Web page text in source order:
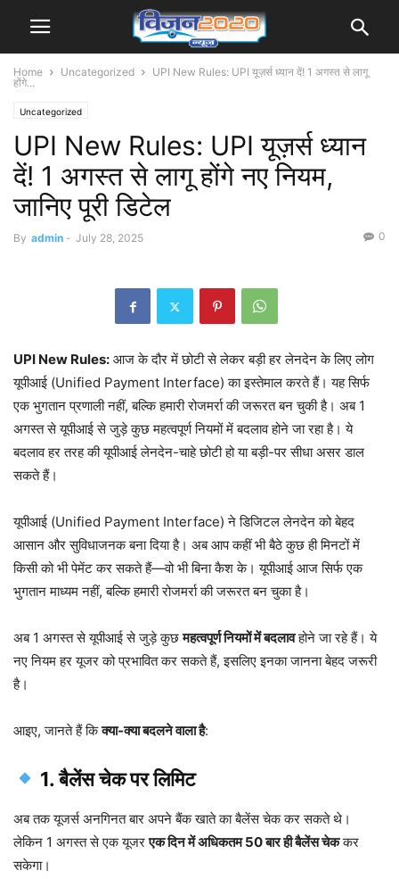
Home Uncategorized
UPI New Rules: UPI यूज़र्स ध्यान दें! 1 अगस्त से लागू
होंगे...
Uncategorized
UPI New Rules: UPI यूज़र्स ध्यान
दें! 1 अगस्त से लागू होंगे नए नियम,
जानिए पूरी डिटेल
By admin - July 28, 2025 0
UPI New Rules: आज के दौर में छोटी से लेकर बड़ी हर लेनदेन के लिए लोग
यूपीआई (Unified Payment Interface) का इस्तेमाल करते हैं। यह सिर्फ
एक भुगतान प्रणाली नहीं, बल्कि हमारी रोजमर्रा की जरूरत बन चुकी है। अब 1
अगस्त से यूपीआई से जुड़े कुछ महत्वपूर्ण नियमों में बदलाव होने जा रहा है। ये
बदलाव हर तरह की यूपीआई लेनदेन-चाहे छोटी हो या बड़ी-पर सीधा असर डाल
सकते हैं।
यूपीआई (Unified Payment Interface) ने डिजिटल लेनदेन को बेहद
आसान और सुविधाजनक बना दिया है। अब आप कहीं भी बैठे कुछ ही मिनटों में
किसी को भी पेमेंट कर सकते हैं—वो भी बिना कैश के। यूपीआई आज सिर्फ एक
भुगतान माध्यम नहीं, बल्कि हमारी रोजमर्रा की जरूरत बन चुका है।
अब 1 अगस्त से यूपीआई से जुड़े कुछमहत्वपूर्ण नियमों में बदलावहोने जा रहे हैं। ये
नए नियम हर यूजर को प्रभावित कर सकते हैं, इसलिए इनका जानना बेहद जरूरी
है।
आइए, जानते हैं किक्या-क्या बदलने वाला है:
1. बैलेंस चेक पर लिमिट
अब तक यूजर्स अनगिनत बार अपने बैंक खाते का बैलेंस चेक कर सकते थे।
लेकिन 1 अगस्त से एक यूजरएक दिन में अधिकतम 50 बार ही बैलेंस चेककर
सकेगा।